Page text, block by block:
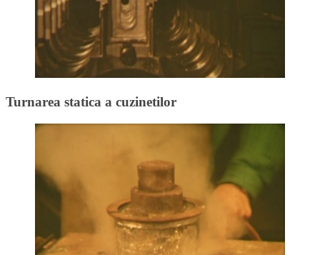
Turnarea statica a cuzinetilor